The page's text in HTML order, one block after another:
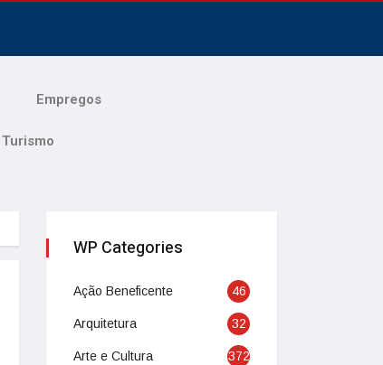
Empregos
Turismo
WP Categories
Ação Beneficente 46
Arquitetura 32
Arte e Cultura 372